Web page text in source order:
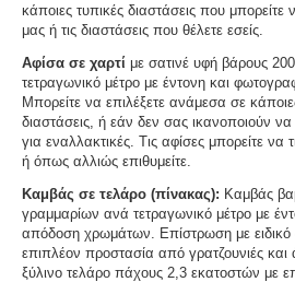
κάποιες τυπικές διαστάσεις που
μας ή τις διαστάσεις που θέλετε εσείς.
Αφίσα σε χαρτί με σατινέ υφή βάρους
τετραγωνικό μέτρο με έντονη και
Μπορείτε να επιλέξετε ανάμεσα σε
διαστάσεις, ή εάν δεν σας ικανοποιούν
για εναλλακτικές. Τις αφίσες μπορείτε να
ή όπως αλλιώς επιθυμείτε.
Καμβάς σε τελάρο (πίνακας): Καμβάς
γραμμαρίων ανά τετραγωνικό μέτρο με
απόδοση χρωμάτων. Επίστρωση με ειδικό
επιπλέον προστασία από γρατζουνιές και
ξύλινο τελάρο πάχους 2,3 εκατοστών με